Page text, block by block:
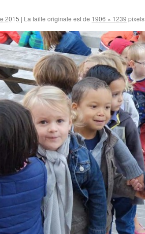
2015 | La taille originale est de 1906 × 1239 pixels